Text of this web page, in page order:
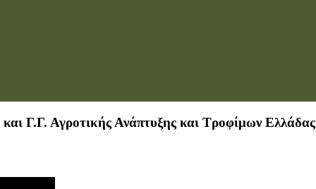
Γ.Γ. Αγροτικής Ανάπτυξης και Τροφίμων Ελλάδας